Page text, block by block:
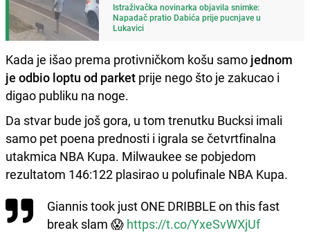
Istraživačka novinarka objavila snimke:
Napadač pratio Dabića prije pucnjave u
Lukavici
Kada je išao prema protivničkom košu samo jednom
je odbio loptu od parket prije nego što je zakucao i
digao publiku na noge.
Da stvar bude još gora, u tom trenutku Bucksi imali
samo pet poena prednosti i igrala se četvrtfinalna
utakmica NBA Kupa. Milwaukee se pobjedom
rezultatom 146:122 plasirao u polufinale NBA Kupa.
Giannis took just ONE DRIBBLE on this fast
break slam 😱 https://t.co/YxeSvWXjUf